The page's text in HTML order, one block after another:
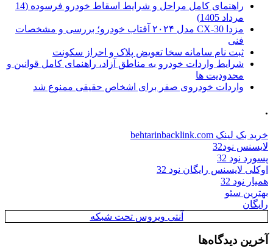
راهنمای کامل مراحل و شرایط اسقاط خودرو فرسوده (14
مرداد 1405)
مزدا CX-30 مدل ۲۰۲۴ آفتاب خودرو؛ بررسی و مشخصات
فنی
ثبت نام سامانه سخا تعویض پلاک و احراز سکونت
شرایط واردات خودرو به مناطق آزاد، راهنمای کامل قوانین و
محدودیت ها
واردات خودروی صفر برای اشخاص حقیقی ممنوع شد
.
خرید بک لینک behtarinbacklink.com
لایسنس نود32
پسورد نود 32
اوکلی لایسنس رایگان نود 32
همیار نود 32
بهترین سئو
رایگان
آنتی ویروس تحت شبکه
آخرین دیدگاه‌ها